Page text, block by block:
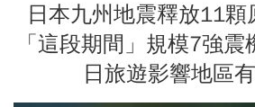
日本九州地震釋放11顆
「這段期間」規模7強
日旅遊影響地區